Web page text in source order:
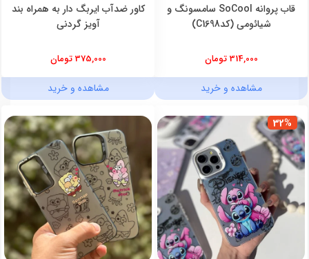
قاب پروانه SoCool سامسونگ و
شیائومی (کدC1698)
314,000 تومان
مشاهده و خرید
کاور ضدآب ایربگ دار به همراه بند
آویز گردنی
375,000 تومان
مشاهده و خرید
32%